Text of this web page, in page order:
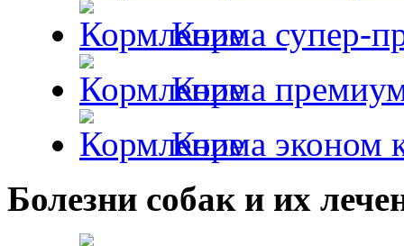
Корма супер-
Корма премиум
Корма эконом
Болезни собак и их